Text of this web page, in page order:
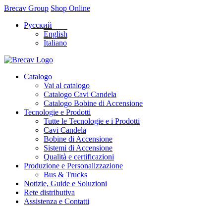
Brecav Group Shop Online
Русский
English
Italiano
Catalogo
Vai al catalogo
Catalogo Cavi Candela
Catalogo Bobine di Accensione
Tecnologie e Prodotti
Tutte le Tecnologie e i Prodotti
Cavi Candela
Bobine di Accensione
Sistemi di Accensione
Qualità e certificazioni
Produzione e Personalizzazione
Bus & Trucks
Notizie, Guide e Soluzioni
Rete distributiva
Assistenza e Contatti